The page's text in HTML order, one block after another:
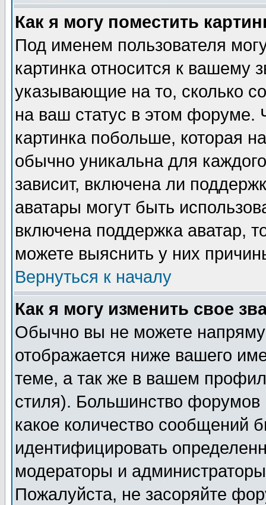
Как я могу поместить
Под именем пользователя
картинка относится к вашему
указывающие на то, сколько
на ваш статус в этом форуме.
картинка побольше, которая
обычно уникальна для
зависит, включена ли
аватары могут быть
включена поддержка аватар,
можете выяснить у них
Вернуться к началу
Как я могу изменить свое
Обычно вы не можете
отображается ниже вашего
теме, а так же в вашем
стиля). Большинство форумов
какое количество сообщений
идентифицировать
модераторы и
Пожалуйста, не засоряйте